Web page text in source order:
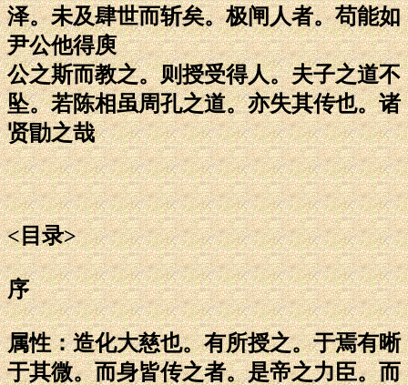
泽。未及肆世而斩矣。极闸人者。苟能如
尹公他得庾
公之斯而教之。则授受得人。夫子之道不
坠。若陈相虽周孔之道。亦失其传也。诸
贤勖之哉
<目录>
序
属性：造化大慈也。有所授之。于焉有晰
于其微。而身皆传之者。是帝之力臣。而